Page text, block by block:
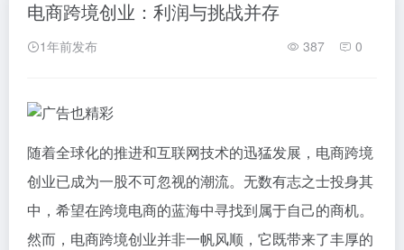
电商跨境创业：利润与挑战并存
1年前发布 387 0
随着全球化的推进和互联网技术的迅猛发展，电商跨境
创业已成为一股不可忽视的潮流。无数有志之士投身其
中，希望在跨境电商的蓝海中寻找到属于自己的商机。
然而，电商跨境创业并非一帆风顺，它既带来了丰厚的